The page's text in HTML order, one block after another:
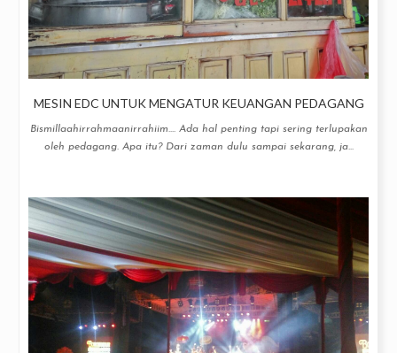
MESIN EDC UNTUK MENGATUR KEUANGAN PEDAGANG
Bismillaahirrahmaanirrahiim.... Ada hal penting tapi sering terlupakan
oleh pedagang. Apa itu? Dari zaman dulu sampai sekarang, ja...